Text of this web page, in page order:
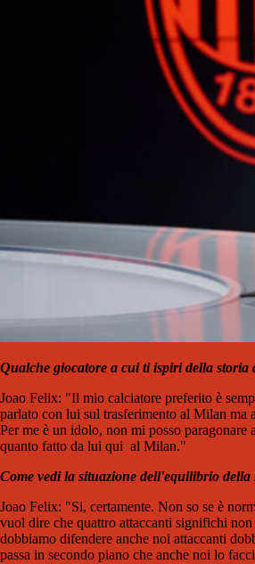
Qualche giocatore a cui ti ispiri della storia
Joao Felix: "Il mio calciatore preferito è
parlato con lui sul trasferimento al Milan ma
Per me è un idolo, non mi posso paragonare
quanto fatto da lui qui al Milan."
Come vedi la situazione dell'equilibrio della
Joao Felix: "Si, certamente. Non so se è
vuol dire che quattro attaccanti significhi
dobbiamo difendere anche noi attaccanti
passa in secondo piano che anche noi lo